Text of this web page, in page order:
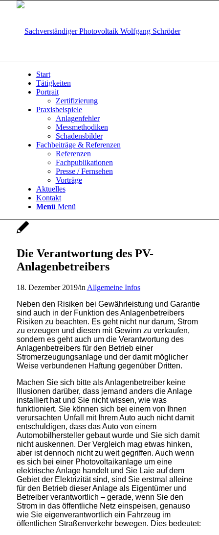
Start
Tätigkeiten
Portrait
Zertifizierung
Praxisbeispiele
Anlagenfehler
Messmethodiken
Schadensbilder
Fachbeiträge & Referenzen
Referenzen
Fachpublikationen
Presse / Fernsehen
Vorträge
Aktuelles
Kontakt
Menü Menü
Die Verantwortung des PV-
Anlagenbetreibers
18. Dezember 2019/in Allgemeine Infos
Neben den Risiken bei Gewährleistung und Garantie
sind auch in der Funktion des Anlagenbetreibers
Risiken zu beachten. Es geht nicht nur darum, Strom
zu erzeugen und diesen mit Gewinn zu verkaufen,
sondern es geht auch um die Verantwortung des
Anlagenbetreibers für den Betrieb einer
Stromerzeugungsanlage und der damit möglicher
Weise verbundenen Haftung gegenüber Dritten.
Machen Sie sich bitte als Anlagenbetreiber keine
Illusionen darüber, dass jemand anders die Anlage
installiert hat und Sie nicht wissen, wie was
funktioniert. Sie können sich bei einem von Ihnen
verursachten Unfall mit Ihrem Auto auch nicht damit
entschuldigen, dass das Auto von einem
Automobilhersteller gebaut wurde und Sie sich damit
nicht auskennen. Der Vergleich mag etwas hinken,
aber ist dennoch nicht zu weit gegriffen. Auch wenn
es sich bei einer Photovoltaikanlage um eine
elektrische Anlage handelt und Sie Laie auf dem
Gebiet der Elektrizität sind, sind Sie erstmal alleine
für den Betrieb dieser Anlage als Eigentümer und
Betreiber verantwortlich – gerade, wenn Sie den
Strom in das öffentliche Netz einspeisen, genauso
wie Sie eigenverantwortlich ein Fahrzeug im
öffentlichen Straßenverkehr bewegen. Dies bedeutet: